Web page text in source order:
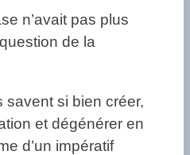
n’avait pas plus
de la
savent si bien créer,
et dégénérer en
d’un impératif